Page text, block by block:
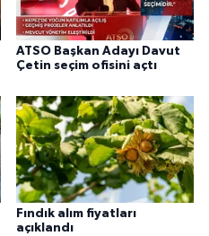
ATSO Başkan Adayı Davut
Çetin seçim ofisini açtı
Fındık alım fiyatları
açıklandı